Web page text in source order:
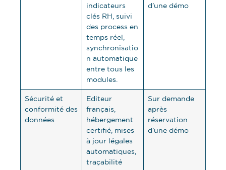
indicateurs
clés RH, suivi
des process en
temps réel,
synchronisatio
n automatique
entre tous les
modules.
d’une démo
Sécurité et
conformité des
données
Editeur
français,
hébergement
certifié, mises
à jour légales
automatiques,
traçabilité
Sur demande
après
réservation
d’une démo